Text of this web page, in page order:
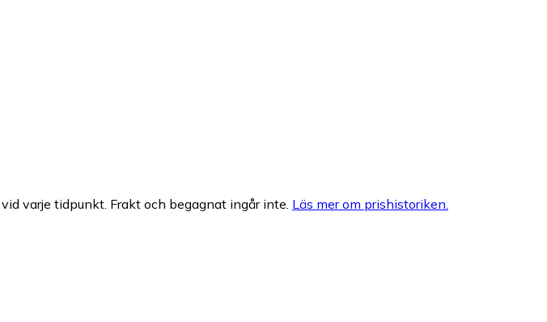
varje tidpunkt. Frakt och begagnat ingår inte. Läs mer om prishistoriken.